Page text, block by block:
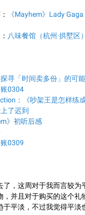
： 《Mayhem》Lady Gaga
： 八味餐馆（杭州·拱墅区）
寻「时间卖多份」的可
0304
：《吵架王是怎样练成
了迟到
》初听后感
0309
了，这周对于我而言较为
，并且对于购买的这个
于平淡，不过我觉得平淡